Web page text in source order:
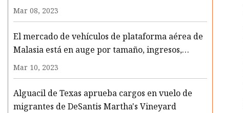
futuro con los principales jugadores clave
Mar 08, 2023
El mercado de vehículos de plataforma aérea de
Malasia está en auge por tamaño, ingresos,
tendencia y principales empresas en crecimiento
2030
Mar 10, 2023
Alguacil de Texas aprueba cargos en vuelo de
migrantes de DeSantis Martha's Vineyard